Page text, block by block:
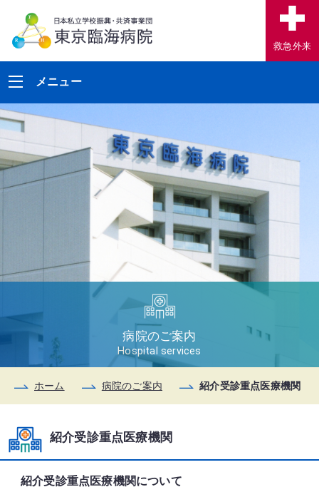
メニュー
救急外来
病院のご案内
Hospital services
ホーム 病院のご案内 紹介受診重点医療機関
紹介受診重点医療機関
紹介受診重点医療機関について